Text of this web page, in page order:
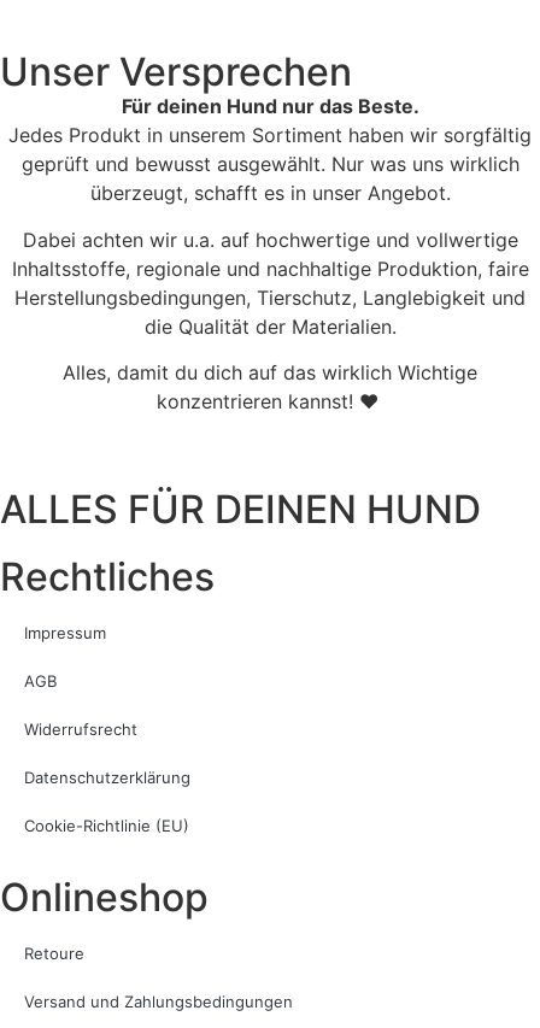
Unser Versprechen
Für deinen Hund nur das Beste.
Jedes Produkt in unserem Sortiment haben wir sorgfältig
geprüft und bewusst ausgewählt. Nur was uns wirklich
überzeugt, schafft es in unser Angebot.
Dabei achten wir u.a. auf hochwertige und vollwertige
Inhaltsstoffe, regionale und nachhaltige Produktion, faire
Herstellungsbedingungen, Tierschutz, Langlebigkeit und
die Qualität der Materialien.
Alles, damit du dich auf das wirklich Wichtige
konzentrieren kannst! ♥
ALLES FÜR DEINEN HUND
Rechtliches
Impressum
AGB
Widerrufsrecht
Datenschutzerklärung
Cookie-Richtlinie (EU)
Onlineshop
Retoure
Versand und Zahlungsbedingungen